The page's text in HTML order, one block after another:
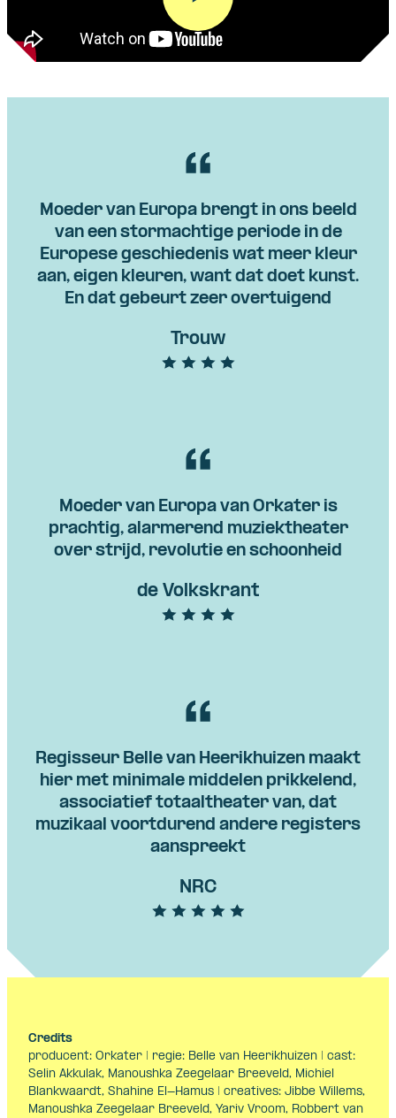
Moeder van Europa brengt in ons beeld
van een stormachtige periode in de
Europese geschiedenis wat meer kleur
aan, eigen kleuren, want dat doet kunst.
En dat gebeurt zeer overtuigend
Trouw
Moeder van Europa van Orkater is
prachtig, alarmerend muziektheater
over strijd, revolutie en schoonheid
de Volkskrant
Regisseur Belle van Heerikhuizen maakt
hier met minimale middelen prikkelend,
associatief totaaltheater van, dat
muzikaal voortdurend andere registers
aanspreekt
NRC
Credits
producent: Orkater | regie: Belle van Heerikhuizen | cast:
Selin Akkulak, Manoushka Zeegelaar Breeveld, Michiel
Blankwaardt, Shahine El-Hamus | creatives: Jibbe Willems,
Manoushka Zeegelaar Breeveld, Yariv Vroom, Robbert van